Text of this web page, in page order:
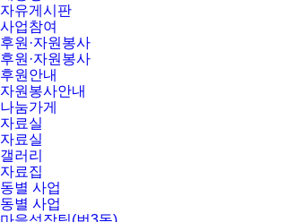
자유게시판
사업참여
후원·자원봉사
후원·자원봉사
후원안내
자원봉사안내
나눔가게
자료실
자료실
갤러리
자료집
동별 사업
동별 사업